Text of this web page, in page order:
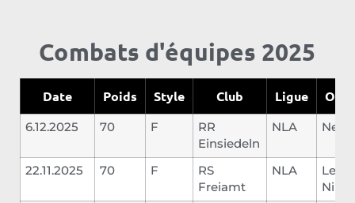
Combats d'équipes 2025
Date Poids Style Club Ligue
6.12.2025 70 F
RR
Einsiedeln
NLA
22.11.2025 70 F
RS
Freiamt
NLA
Nino